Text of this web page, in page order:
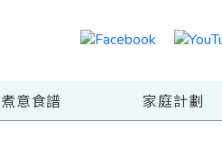
意食譜 家庭計劃